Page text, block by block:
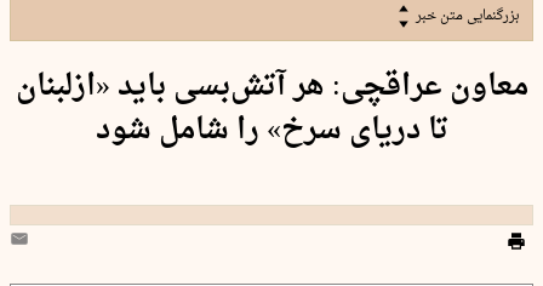
بزرگنمایی متن خبر
معاون عراقچی: هر آتش‌بسی باید «ازلبنان
تا دریای سرخ» را شامل شود